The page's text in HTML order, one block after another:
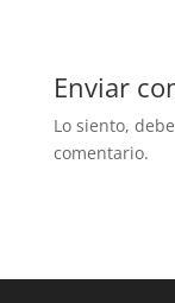
Enviar
Lo siento,
comentario.